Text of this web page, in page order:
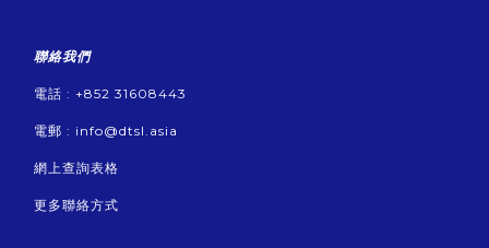
聯絡我們
電話 : +852 31608443
電郵 : info@dtsl.asia
網上查詢表格
更多聯絡方式